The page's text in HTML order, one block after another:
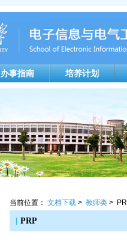
办事指南 培养计划
当前位置：文档下载 >教师类 >
PRP